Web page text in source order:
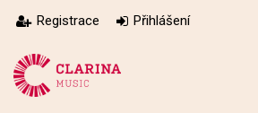
Registrace Přihlášení